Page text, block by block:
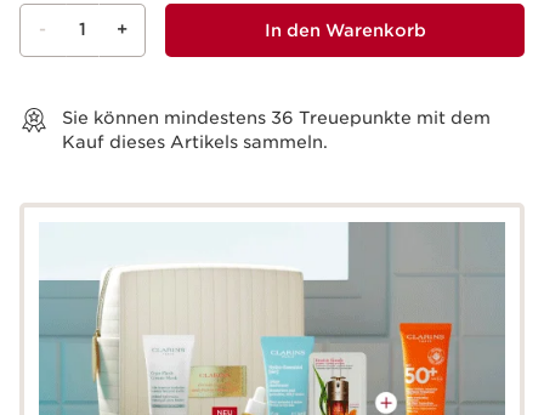
- 1 + In den Warenkorb
Sie können mindestens 36 Treuepunkte mit dem
Kauf dieses Artikels sammeln.